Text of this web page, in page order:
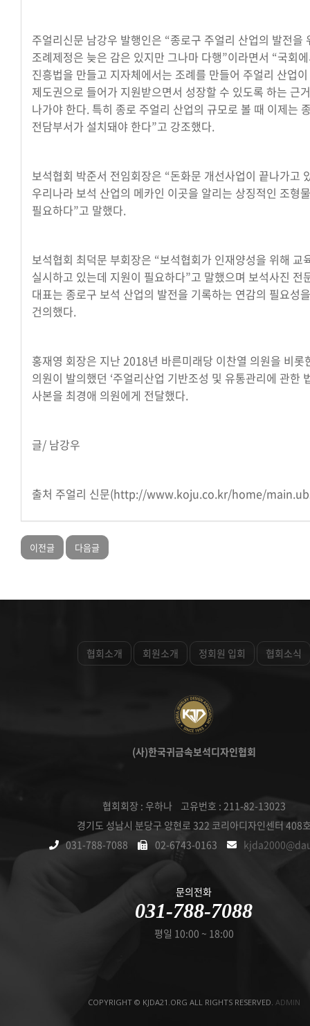
주얼리신문 남강우 발행인은 “종로구 주얼리 산업의 발전을
조례제정은 늦은 감은 있지만 그나마 다행”이라면서 “국회
진흥법을 만들고 지자체에서는 조례를 만들어 주얼리 산업이
제도권으로 들어가 지원받으면서 성장할 수 있도록 하는 근
나가야 한다. 특히 종로 주얼리 산업의 규모로 볼 때 이제는
전담부서가 설치돼야 한다”고 강조했다.
보석협회 박준서 전임회장은 “돈화문 개선사업이 끝나가고
우리나라 보석 산업의 메카인 이곳을 알리는 상징적인 조형
필요하다”고 말했다.
보석협회 최덕문 부회장은 “보석협회가 인재양성을 위해 교
실시하고 있는데 지원이 필요하다”고 말했으며 보석사진 전
대표는 종로구 보석 산업의 발전을 기록하는 연감의 필요성을
건의했다.
홍재영 회장은 지난 2018년 바른미래당 이찬열 의원을 비롯
의원이 발의했던 ‘주얼리산업 기반조성 및 유통관리에 관한
사본을 최경애 의원에게 전달했다.
글/ 남강우
출처 주얼리 신문(http://www.koju.co.kr/home/
이전글 다음글
협회소개 회원소개 정회원 입회 협회소식
(사)한국귀금속보석디자인협회
협회회장 : 우하나 고유번호 : 211-82-13023
경기도 성남시 분당구 양현로 322 코리아디자인센터 408
031-788-7088
02-6743-0163
문의전화
031-788-7088
평일 10:00 ~ 18:00
COPYRIGHT © KJDA21.ORG ALL RIGHTS RESERVED. ADMIN